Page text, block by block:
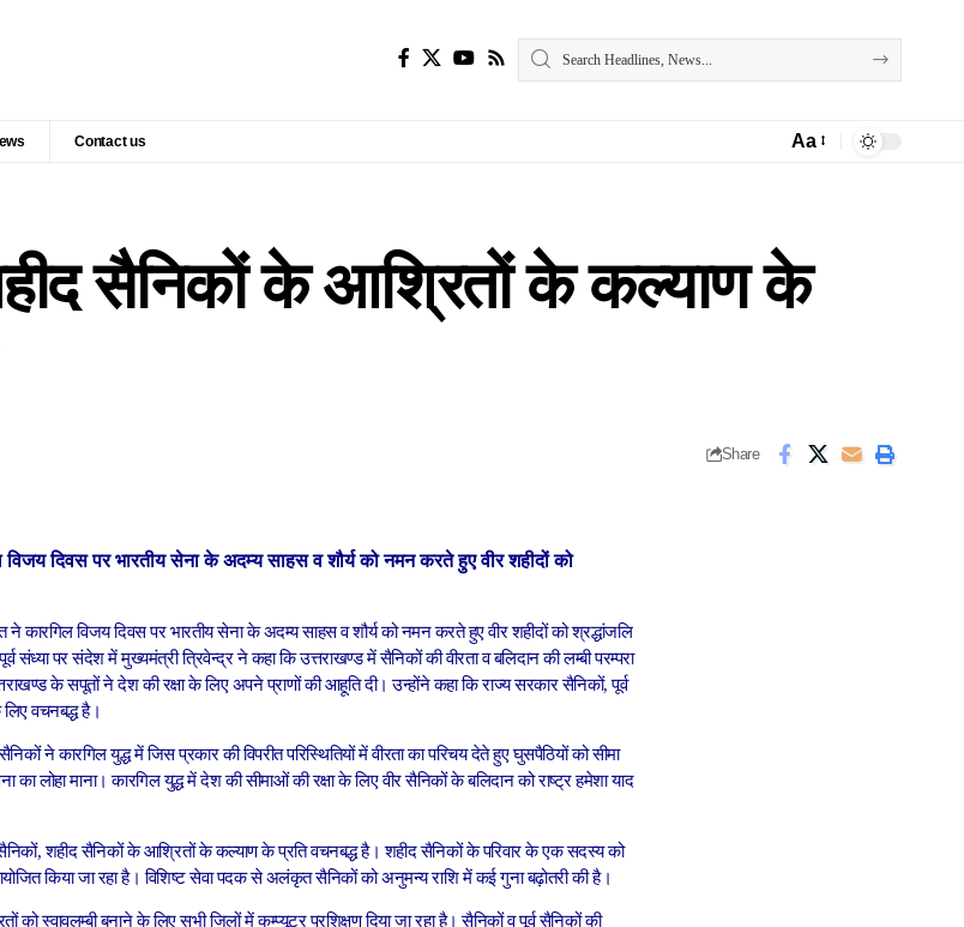
Contact us Aa
सैनिकों के आश्रितों के कल्याण के
Share
विजय दिवस पर भारतीय सेना के अदम्य साहस व शौर्य को नमन करते हुए वीर शहीदों को
ने कारगिल विजय दिवस पर भारतीय सेना के अदम्य साहस व शौर्य को नमन करते हुए वीर शहीदों को श्रद्धांजलि
संध्या पर संदेश में मुख्यमंत्री त्रिवेन्द्र ने कहा कि उत्तराखण्ड में सैनिकों की वीरता व बलिदान की लम्बी परम्परा
के सपूतों ने देश की रक्षा के लिए अपने प्राणों की आहूति दी। उन्होंने कहा कि राज्य सरकार सैनिकों, पूर्व
वचनबद्ध है।
ने कारगिल युद्ध में जिस प्रकार की विपरीत परिस्थितियों में वीरता का परिचय देते हुए घुसपैठियों को सीमा
का लोहा माना। कारगिल युद्ध में देश की सीमाओं की रक्षा के लिए वीर सैनिकों के बलिदान को राष्ट्र हमेशा याद
शहीद सैनिकों के आश्रितों के कल्याण के प्रति वचनबद्ध है। शहीद सैनिकों के परिवार के एक सदस्य को
किया जा रहा है। विशिष्ट सेवा पदक से अलंकृत सैनिकों को अनुमन्य राशि में कई गुना बढ़ोतरी की है।
को स्वावलम्बी बनाने के लिए सभी जिलों में कम्प्यूटर प्रशिक्षण दिया जा रहा है। सैनिकों व पूर्व सैनिकों की